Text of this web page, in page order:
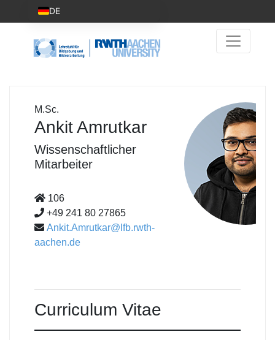
M.Sc.
Ankit Amrutkar
Wissenschaftlicher
Mitarbeiter
106
+49 241 80 27865
Ankit.Amrutkar@lfb.rwth-
aachen.de
Curriculum Vitae
DE